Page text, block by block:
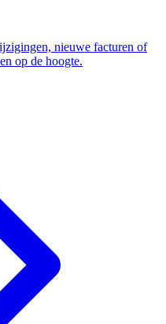
nieuwe facturen of
op de hoogte.